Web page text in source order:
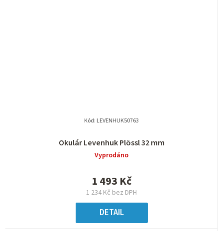
Okulár Levenhuk Plössl 32 mm
Vyprodáno
1 234 Kč bez DPH
1 493 Kč
DETAIL
Kód: LEVENHUK50763